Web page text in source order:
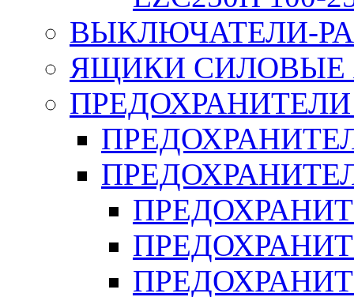
ВЫКЛЮЧАТЕЛИ-
ЯЩИКИ СИЛОВЫЕ